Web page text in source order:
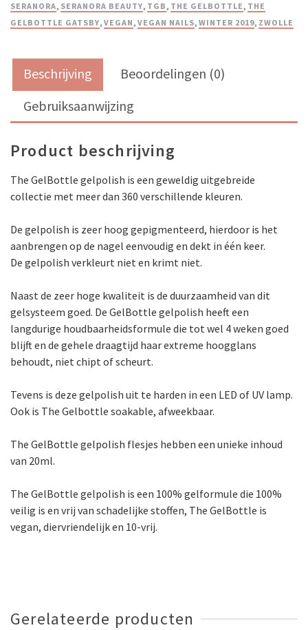
SERANORA, SERANORA BEAUTY, TGB, THE GELBOTTLE, THE
GELBOTTLE GATSBY, VEGAN, VEGAN NAILS, WINTER 2019, ZWOLLE
Beschrijving
Beoordelingen (0)
Gebruiksaanwijzing
Product beschrijving
The GelBottle gelpolish is een geweldig uitgebreide
collectie met meer dan 360 verschillende kleuren.
De gelpolish is zeer hoog gepigmenteerd, hierdoor is het
aanbrengen op de nagel eenvoudig en dekt in één keer.
De gelpolish verkleurt niet en krimt niet.
Naast de zeer hoge kwaliteit is de duurzaamheid van dit
gelsysteem goed. De GelBottle gelpolish heeft een
langdurige houdbaarheidsformule die tot wel 4 weken goed
blijft en de gehele draagtijd haar extreme hoogglans
behoudt, niet chipt of scheurt.
Tevens is deze gelpolish uit te harden in een LED of UV lamp.
Ook is The Gelbottle soakable, afweekbaar.
The GelBottle gelpolish flesjes hebben een unieke inhoud
van 20ml.
The GelBottle gelpolish is een 100% gelformule die 100%
veilig is en vrij van schadelijke stoffen, The GelBottle is
vegan, diervriendelijk en 10-vrij.
Gerelateerde producten